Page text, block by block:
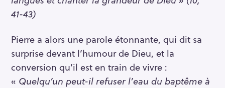
41-43)
Pierre a alors une parole étonnante, qui dit sa
surprise devant l’humour de Dieu, et la
conversion qu’il est en train de vivre :
« Quelqu’un peut-il refuser l’eau du baptême à